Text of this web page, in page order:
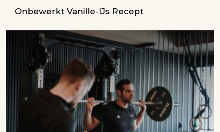
Onbewerkt Vanille-IJs Recept